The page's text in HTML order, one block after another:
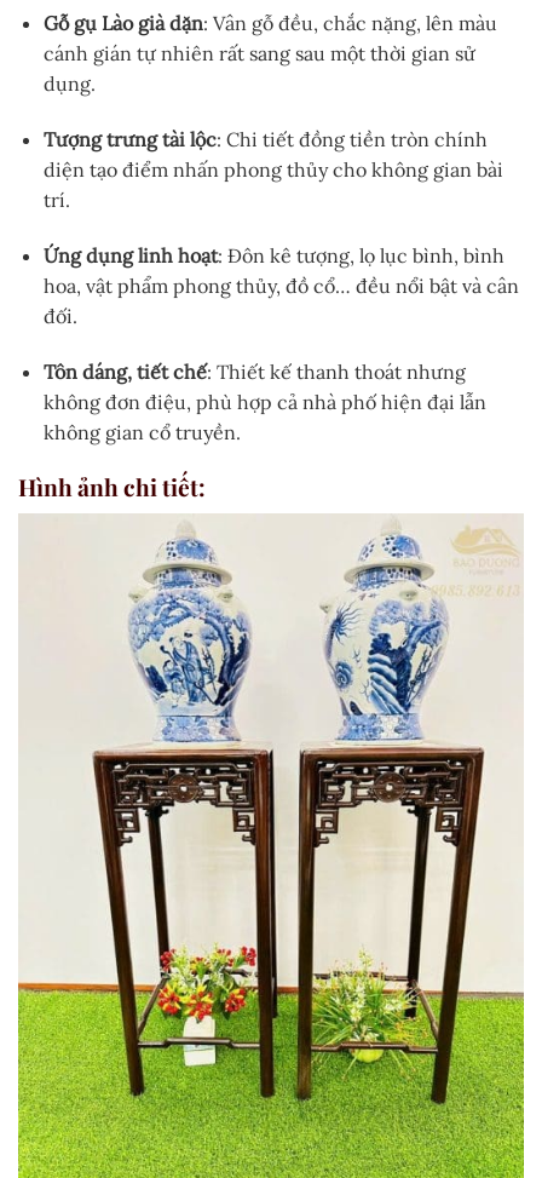
Gỗ gụ Lào già dặn: Vân gỗ đều, chắc nặng, lên màu
cánh gián tự nhiên rất sang sau một thời gian sử
dụng.
Tượng trưng tài lộc: Chi tiết đồng tiền tròn chính
diện tạo điểm nhấn phong thủy cho không gian bài
trí.
Ứng dụng linh hoạt: Đôn kê tượng, lọ lục bình, bình
hoa, vật phẩm phong thủy, đồ cổ… đều nổi bật và cân
đối.
Tôn dáng, tiết chế: Thiết kế thanh thoát nhưng
không đơn điệu, phù hợp cả nhà phố hiện đại lẫn
không gian cổ truyền.
Hình ảnh chi tiết: